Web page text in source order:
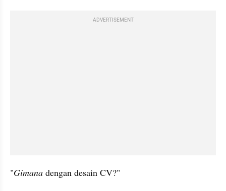
ADVERTISEMENT
"Gimana dengan desain CV?"